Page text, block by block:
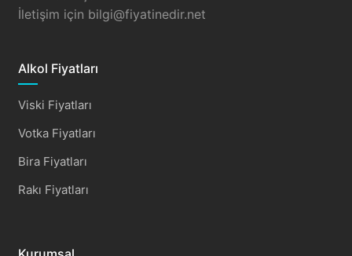
İletişim için bilgi@fiyatinedir.net
Alkol Fiyatları
Viski Fiyatları
Votka Fiyatları
Bira Fiyatları
Rakı Fiyatları